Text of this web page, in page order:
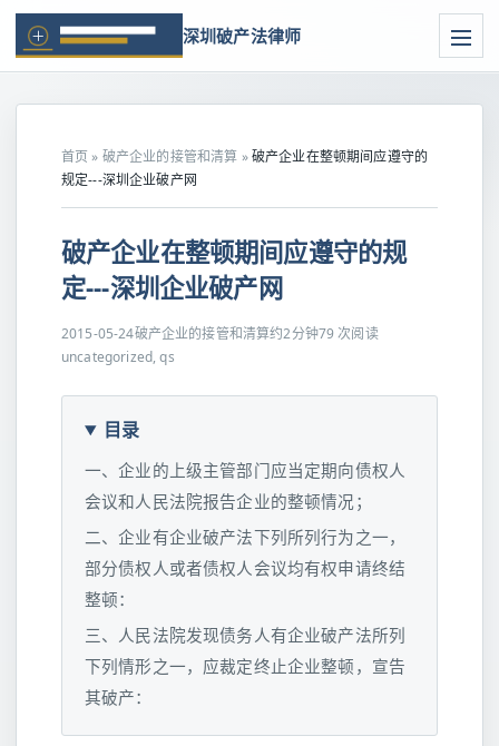
深圳破产法律师
首页 » 破产企业的接管和清算 »破产企业在整顿期间应遵守的
规定---深圳企业破产网
破产企业在整顿期间应遵守的规
定---深圳企业破产网
2015-05-24破产企业的接管和清算约2分钟79 次阅读
uncategorized, qs
目录
一、企业的上级主管部门应当定期向债权人
会议和人民法院报告企业的整顿情况；
二、企业有企业破产法下列所列行为之一，
部分债权人或者债权人会议均有权申请终结
整顿：
三、人民法院发现债务人有企业破产法所列
下列情形之一，应裁定终止企业整顿，宣告
其破产：